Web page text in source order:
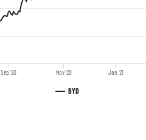
BYD
Sep '20 Nov '20 Jan '21